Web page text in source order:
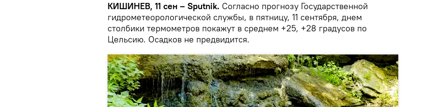
КИШИНЕВ, 11 сен – Sputnik. Согласно прогнозу Государственной
гидрометеорологической службы, в пятницу, 11 сентября, днем
столбики термометров покажут в среднем +25, +28 градусов по
Цельсию. Осадков не предвидится.